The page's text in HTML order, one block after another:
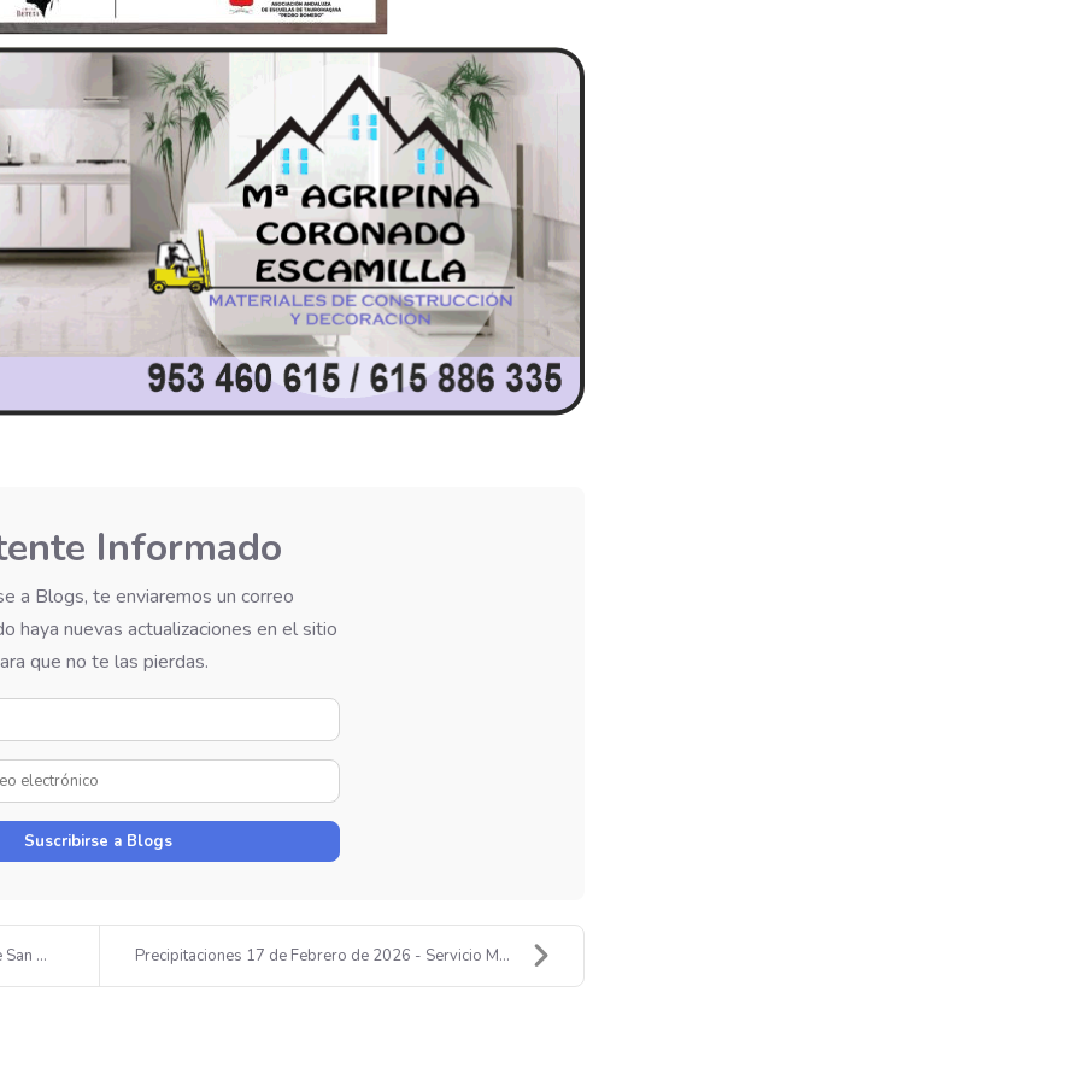
Informado
a Blogs, te enviaremos un correo
haya nuevas actualizaciones en el sitio
que no te las pierdas.
Nombre
Dirección
de
correo
Suscribirse a Blogs
... Precipitaciones 17 de Febrero de 2026 - Servicio M...